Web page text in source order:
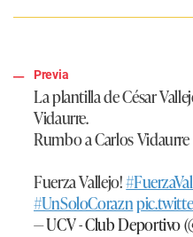
Previa
La plantilla de César
Vidaurre.
Rumbo a Carlos Vidaurre
Fuerza Vallejo!
#UnSoloCorazn
— UCV - Club Deportivo